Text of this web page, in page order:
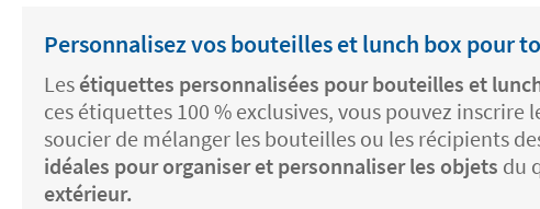
Personnalisez vos bouteilles et lunch box pour
Les étiquettes personnalisées pour bouteilles et
ces étiquettes 100 % exclusives, vous pouvez
soucier de mélanger les bouteilles ou les récipients
idéales pour organiser et personnaliser les objets du
extérieur.